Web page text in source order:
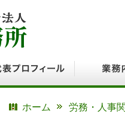
ホーム
労務・人事